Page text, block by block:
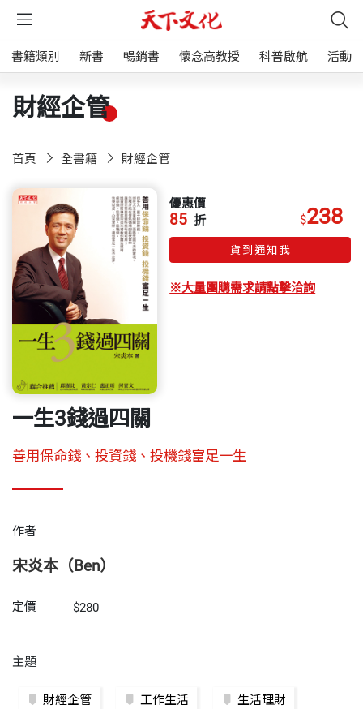
書籍類別 新書 暢銷書 懷念高教授 科普啟航 活動
財經企管
首頁 全書籍 財經企管
優惠價
85 折 $238
貨到通知我
※大量團購需求請點擊洽詢
一生3錢過四關
善用保命錢、投資錢、投機錢富足一生
作者
宋炎本（Ben）
定價 $280
主題
財經企管 工作生活 生活理財